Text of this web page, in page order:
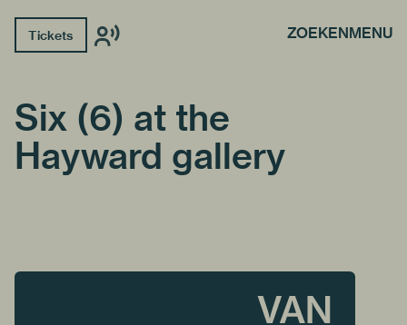
Tickets ZOEKENMENU
Six (6) at the
Hayward gallery